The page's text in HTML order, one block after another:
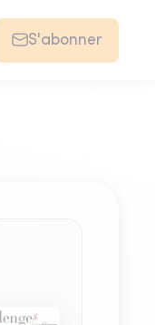
S'abonner